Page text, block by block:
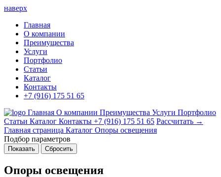
наверх
Главная
О компании
Преимущества
Услуги
Портфолио
Статьи
Каталог
Контакты
+7 (916) 175 51 65
Главная О компании Преимущества Услуги Портфолио
Статьи Каталог Контакты +7 (916) 175 51 65 Рассчитать →
Главная страница Каталог Опоры освещения
Подбор параметров
Опоры освещения